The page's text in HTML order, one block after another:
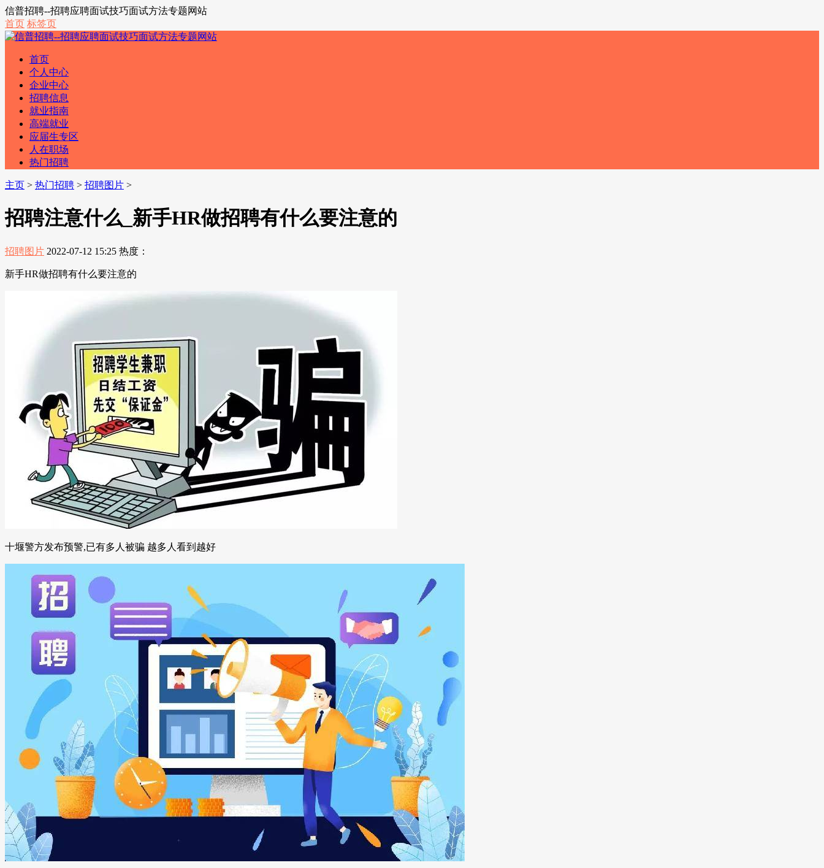
信普招聘--招聘应聘面试技巧面试方法专题网站
首页 标签页
首页
个人中心
企业中心
招聘信息
就业指南
高端就业
应届生专区
人在职场
热门招聘
主页 > 热门招聘 > 招聘图片 >
招聘注意什么_新手HR做招聘有什么要注意的
招聘图片 2022-07-12 15:25 热度：
新手HR做招聘有什么要注意的
十堰警方发布预警,已有多人被骗 越多人看到越好